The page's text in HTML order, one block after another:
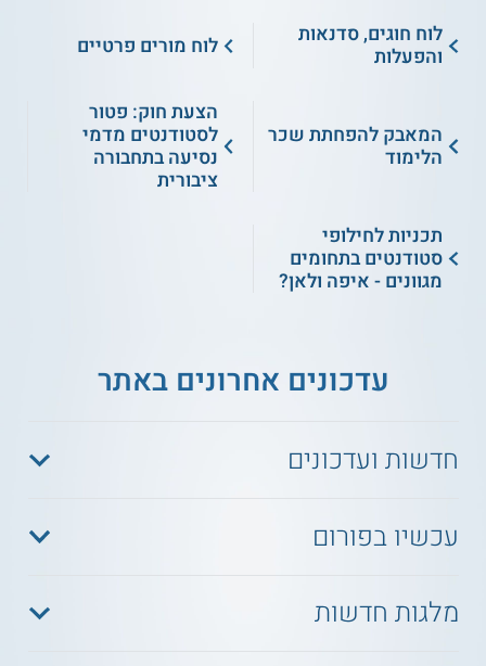
לוח חוגים, סדנאות
והפעלות
לוח מורים פרטיים
המאבק להפחתת שכר
הלימוד
הצעת חוק: פטור
לסטודנטים מדמי
נסיעה בתחבורה
ציבורית
תכניות לחילופי
סטודנטים בתחומים
מגוונים - איפה ולאן?
עדכונים אחרונים באתר
חדשות ועדכונים
עכשיו בפורום
מלגות חדשות